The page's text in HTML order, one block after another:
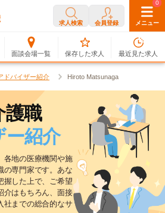
求人検索 会員登録 メニュー
面談会場一覧
0
保存した求人
0
最近見た求人
ドバイザー紹介 Hiroto Matsunaga
護職
ー紹介
各地の医療機関や施
専門家です。 あな
握した上で、ご希望
はもちろん、 面接
社までの総合的なサ